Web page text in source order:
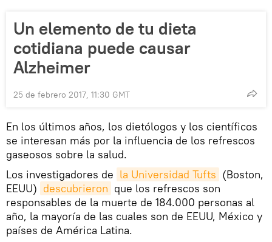
Un elemento de tu dieta
cotidiana puede causar
Alzheimer
25 de febrero 2017, 11:30 GMT
En los últimos años, los dietólogos y los científicos
se interesan más por la influencia de los refrescos
gaseosos sobre la salud.
Los investigadores de la Universidad Tufts (Boston,
EEUU) descubrieron que los refrescos son
responsables de la muerte de 184.000 personas al
año, la mayoría de las cuales son de EEUU, México y
países de América Latina.